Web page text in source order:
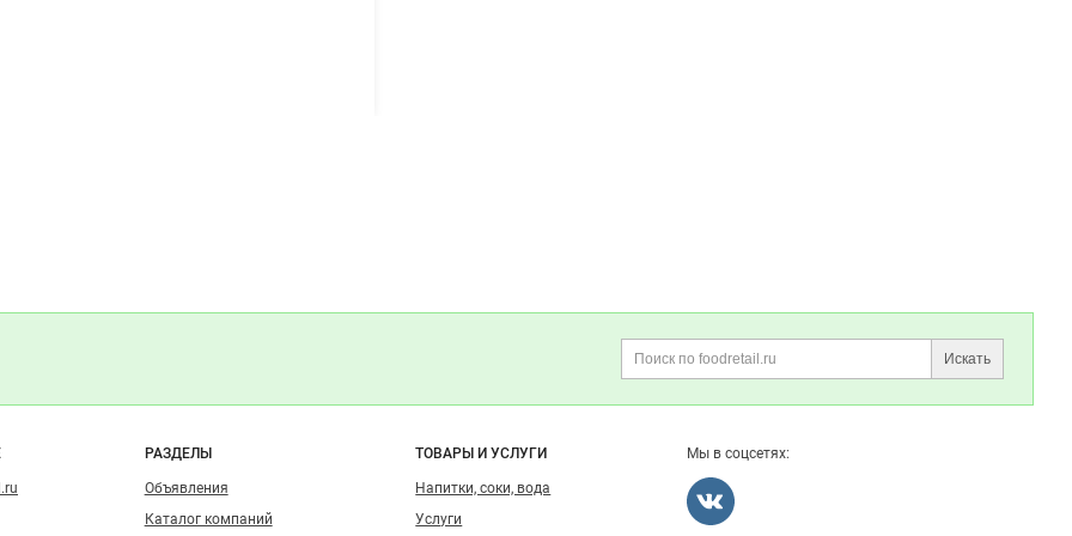
Искать
РАЗДЕЛЫ
Объявления
Каталог компаний
ТОВАРЫ И УСЛУГИ
Напитки, соки, вода
Услуги
Мы в соцсетях: